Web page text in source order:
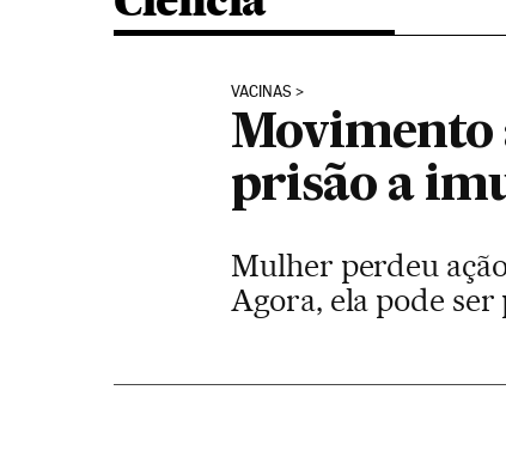
VACINAS
Movimento
prisão a
Mulher perdeu
Agora, ela pode ser